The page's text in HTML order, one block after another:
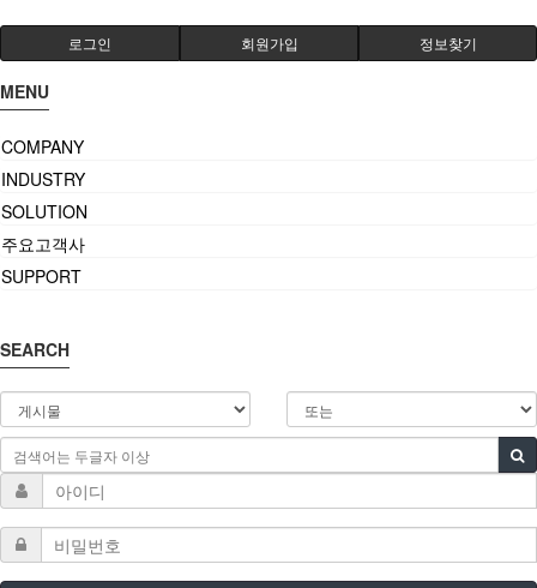
로그인 회원가입 정보찾기
MENU
COMPANY
INDUSTRY
SOLUTION
주요고객사
SUPPORT
SEARCH